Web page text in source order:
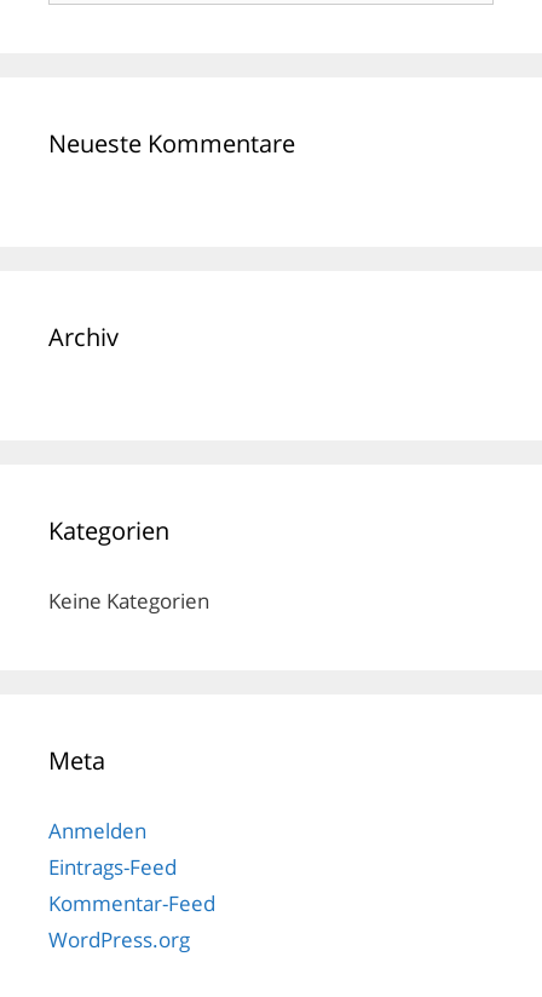
Neueste Kommentare
Archiv
Kategorien
Keine Kategorien
Meta
Anmelden
Eintrags-Feed
Kommentar-Feed
WordPress.org